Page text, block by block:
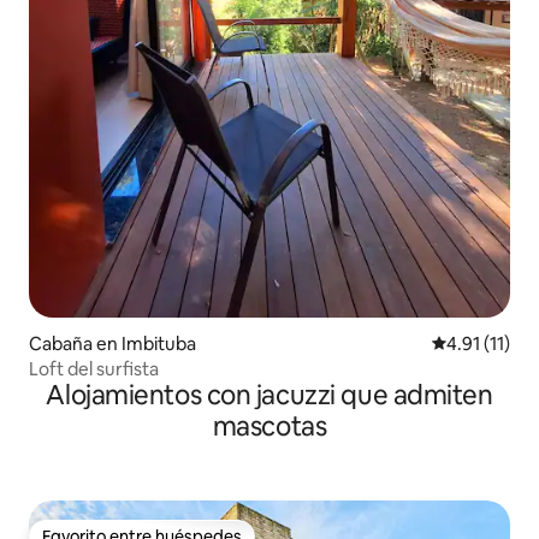
Cabaña en Imbituba Calificación
4.91 (11)
Loft del surfista
Alojamientos con jacuzzi que admiten
mascotas